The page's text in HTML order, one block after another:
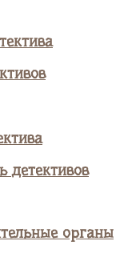
детективов
органы